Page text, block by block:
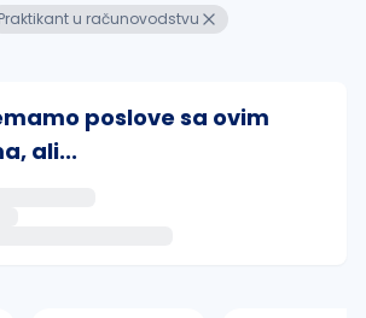
Praktikant u računovodstvu
poslove sa ovim
ali...